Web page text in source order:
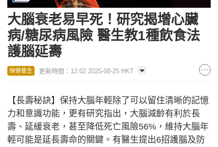
大腦衰老易早死！研究揭增心臟
病/糖尿病風險 醫生教1種飲食法
護腦延壽
保健養生 更新時間：12:02 2025-08-25 HKT
【長壽秘訣】保持大腦年輕除了可以留住清晰的記憶
力和意識功能，更有研究指出，大腦減齡有利於長
壽、延緩衰老，甚至降低死亡風險56%，維持大腦年
輕可能是延長壽命的關鍵。有醫生提出6招護腦及防